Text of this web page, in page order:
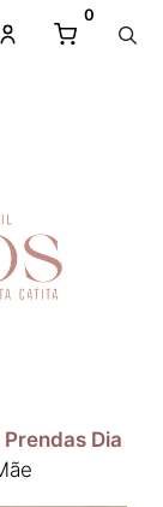
0
Prendas Dia